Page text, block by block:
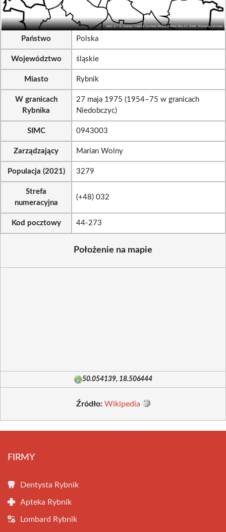
Państwo Polska
Województwo śląskie
Miasto Rybnik
W granicach
Rybnika
27 maja 1975 (1954–75 w granicach
Niedobczyc)
SIMC 0943003
Zarządzający Marian Wolny
Populacja (2021) 3279
Strefa
numeracyjna
(+48) 032
Kod pocztowy 44-273
Położenie na mapie
50.054139, 18.506444
Źródło: Wikipedia
FIRMY
Dentysta Rybnik
Apteka Rybnik
Lombard Rybnik